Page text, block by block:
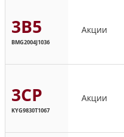
3B5
BMG2004J1036
Акции
3CP
KYG9830T1067
Акции